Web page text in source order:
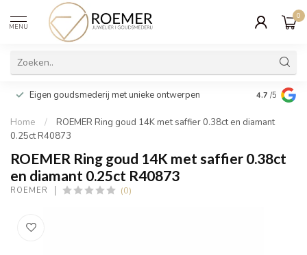
MENU
0
Eigen goudsmederij met unieke ontwerpen Wij
cadeau
4.7 /5
Home /
ROEMER Ring goud 14K met saffier 0.38ct en diamant
0.25ct R40873
ROEMER Ring goud 14K met saffier 0.38ct
en diamant 0.25ct R40873
ROEMER (0)